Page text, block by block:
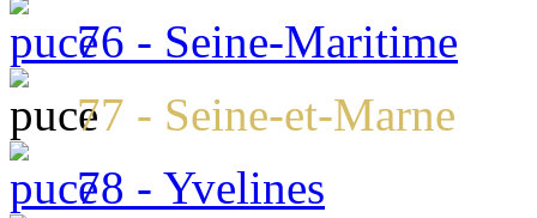
76 - Seine-Maritime
77 - Seine-et-Marne
78 - Yvelines